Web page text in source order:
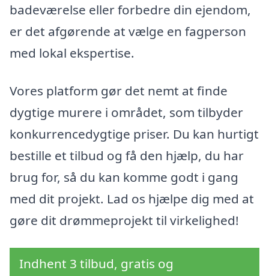
badeværelse eller forbedre din ejendom,
er det afgørende at vælge en fagperson
med lokal ekspertise.
Vores platform gør det nemt at finde
dygtige murere i området, som tilbyder
konkurrencedygtige priser. Du kan hurtigt
bestille et tilbud og få den hjælp, du har
brug for, så du kan komme godt i gang
med dit projekt. Lad os hjælpe dig med at
gøre dit drømmeprojekt til virkelighed!
Indhent 3 tilbud, gratis og